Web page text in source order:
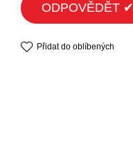
ODPOVĚDĚT ✔
Přidat do oblíbených